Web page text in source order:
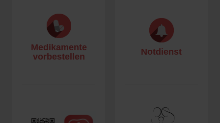
Medikamente
vorbestellen
Notdienst